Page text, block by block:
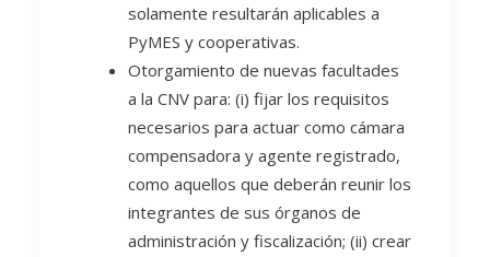
solamente resultarán aplicables a
PyMES y cooperativas.
Otorgamiento de nuevas facultades
a la CNV para: (i) fijar los requisitos
necesarios para actuar como cámara
compensadora y agente registrado,
como aquellos que deberán reunir los
integrantes de sus órganos de
administración y fiscalización; (ii) crear